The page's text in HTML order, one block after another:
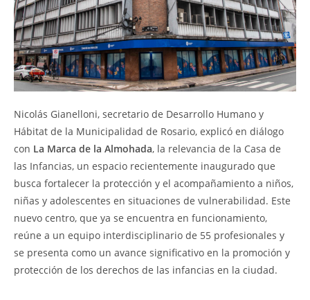
Nicolás Gianelloni, secretario de Desarrollo Humano y
Hábitat de la Municipalidad de Rosario, explicó en diálogo
con La Marca de la Almohada, la relevancia de la Casa de
las Infancias, un espacio recientemente inaugurado que
busca fortalecer la protección y el acompañamiento a niños,
niñas y adolescentes en situaciones de vulnerabilidad. Este
nuevo centro, que ya se encuentra en funcionamiento,
reúne a un equipo interdisciplinario de 55 profesionales y
se presenta como un avance significativo en la promoción y
protección de los derechos de las infancias en la ciudad.